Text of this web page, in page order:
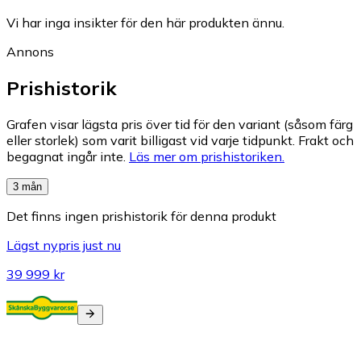
Vi har inga insikter för den här produkten ännu.
Annons
Prishistorik
Grafen visar lägsta pris över tid för den variant (såsom färg
eller storlek) som varit billigast vid varje tidpunkt. Frakt och
begagnat ingår inte. Läs mer om prishistoriken.
3 mån
Det finns ingen prishistorik för denna produkt
Lägst nypris just nu
39 999 kr